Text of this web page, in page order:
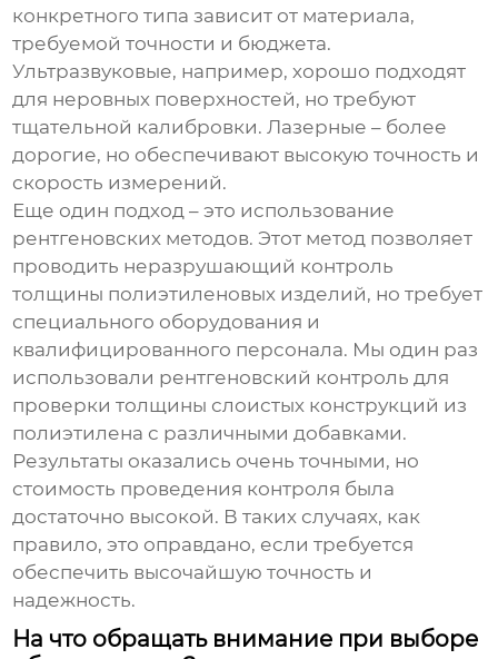
конкретного типа зависит от материала,
требуемой точности и бюджета.
Ультразвуковые, например, хорошо подходят
для неровных поверхностей, но требуют
тщательной калибровки. Лазерные – более
дорогие, но обеспечивают высокую точность и
скорость измерений.
Еще один подход – это использование
рентгеновских методов. Этот метод позволяет
проводить неразрушающий контроль
толщины полиэтиленовых изделий, но требует
специального оборудования и
квалифицированного персонала. Мы один раз
использовали рентгеновский контроль для
проверки толщины слоистых конструкций из
полиэтилена с различными добавками.
Результаты оказались очень точными, но
стоимость проведения контроля была
достаточно высокой. В таких случаях, как
правило, это оправдано, если требуется
обеспечить высочайшую точность и
надежность.
На что обращать внимание при выборе